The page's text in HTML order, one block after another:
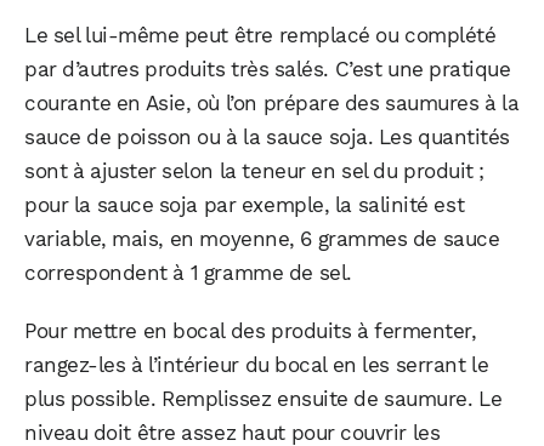
Le sel lui-même peut être remplacé ou complété
par d’autres produits très salés. C’est une pratique
courante en Asie, où l’on prépare des saumures à la
sauce de poisson ou à la sauce soja. Les quantités
sont à ajuster selon la teneur en sel du produit ;
pour la sauce soja par exemple, la salinité est
variable, mais, en moyenne, 6 grammes de sauce
correspondent à 1 gramme de sel.
Pour mettre en bocal des produits à fermenter,
rangez-les à l’intérieur du bocal en les serrant le
plus possible. Remplissez ensuite de saumure. Le
niveau doit être assez haut pour couvrir les